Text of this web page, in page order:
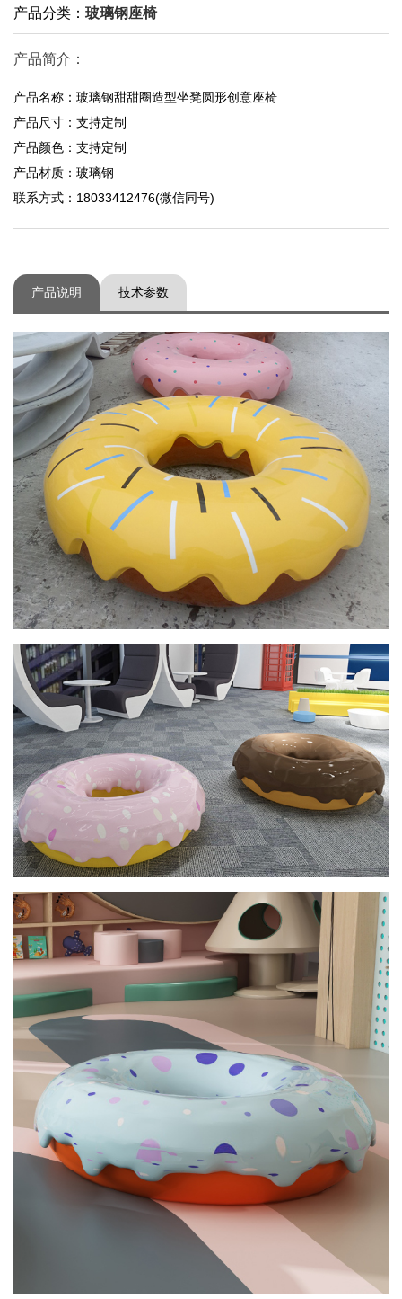
产品分类： 玻璃钢座椅
产品简介：
产品名称：玻璃钢甜甜圈造型坐凳圆形创意座椅
产品尺寸：支持定制
产品颜色：支持定制
产品材质：玻璃钢
联系方式：18033412476(微信同号)
产品说明 技术参数